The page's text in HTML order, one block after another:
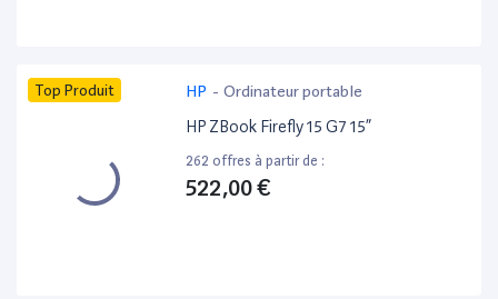
Top Produit HP - Ordinateur portable
HP ZBook Firefly 15 G7 15”
262 offres à partir de :
522,00 €